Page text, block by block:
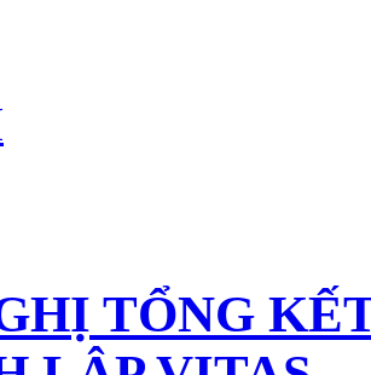
TỔNG